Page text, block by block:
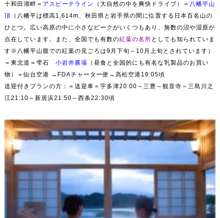
十和田湖畔＝ アスピーテライン （大自然の中を爽快ドライブ）＝ 八幡平山
頂 （ 八幡平は標高1,614m、秋田県と岩手県の間に位置する日本百名山の
ひとつ。広い高原の中に小さなピークがいくつもあり、無数の沼や湿原が
点在しています。また、全国でも有数の紅葉の名所 としても知られていま
す※八幡平山腹での紅葉の見ごろは9月下旬～10月上旬とされています ）
＝東北道＝雫石 小岩井農場 （昼食と全国的にも有名な乳製品のお買い
物）＝仙台空港 →FDAチャーター便→高松空港19:05頃
送迎付きプランの方：＝送迎車＝宇多津20:00～三豊～観音寺～三島川之
江21:10～新居浜21:50～西条22:30頃